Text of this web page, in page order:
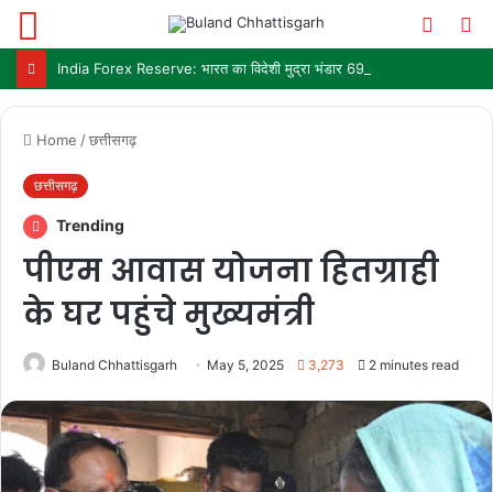
Switch
Home /छत्तीसगढ़
छत्तीसगढ़
Trending
पीएम आवास योजना हितग्राही
के घर पहुंचे मुख्यमंत्री
Buland Chhattisgarh May 5, 2025 3,273 2 minutes read